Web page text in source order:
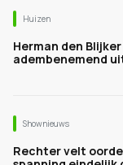
Huizen
Herman den
adembenemend
Shownieuws
Rechter velt